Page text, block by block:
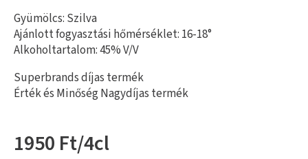
Gyümölcs: Szilva
Ajánlott fogyasztási hőmérséklet: 16-18°
Alkoholtartalom: 45% V/V
Superbrands díjas termék
Érték és Minőség Nagydíjas termék
1950 Ft/4cl